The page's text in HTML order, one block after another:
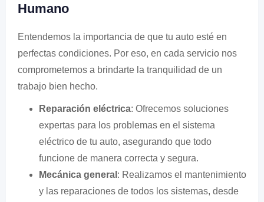
Humano
Entendemos la importancia de que tu auto esté en
perfectas condiciones. Por eso, en cada servicio nos
comprometemos a brindarte la tranquilidad de un
trabajo bien hecho.
Reparación eléctrica: Ofrecemos soluciones
expertas para los problemas en el sistema
eléctrico de tu auto, asegurando que todo
funcione de manera correcta y segura.
Mecánica general : Realizamos el mantenimiento
y las reparaciones de todos los sistemas, desde